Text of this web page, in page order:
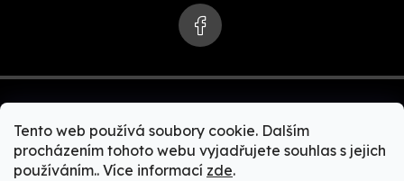
Tento web používá soubory cookie. Dalším
procházením tohoto webu vyjadřujete souhlas s jejich
používáním.. Více informací zde.